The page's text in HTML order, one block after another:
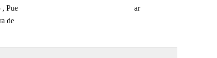
, Pue
de
ar